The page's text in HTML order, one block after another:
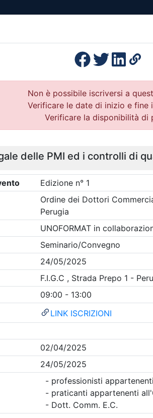
Clicca qui - espandi la sezione dei
- Eventi in programma dal